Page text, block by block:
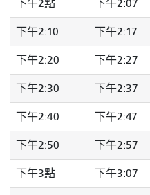
下午2點 下午2:07
下午2:10 下午2:17
下午2:20 下午2:27
下午2:30 下午2:37
下午2:40 下午2:47
下午2:50 下午2:57
下午3點 下午3:07